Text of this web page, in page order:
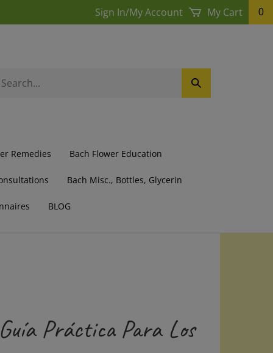
Sign In/My Account My Cart 0
Submit
Search
Remedies Bach Flower Education
Bach Misc., Bottles, Glycerin
BLOG
Práctica Para Los